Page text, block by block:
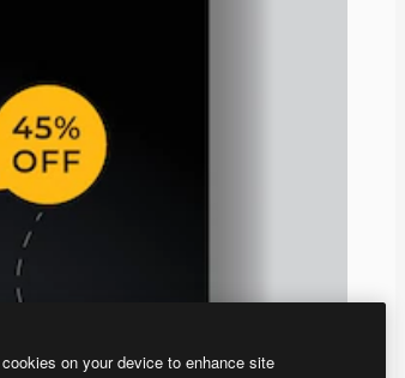
on your device to enhance site